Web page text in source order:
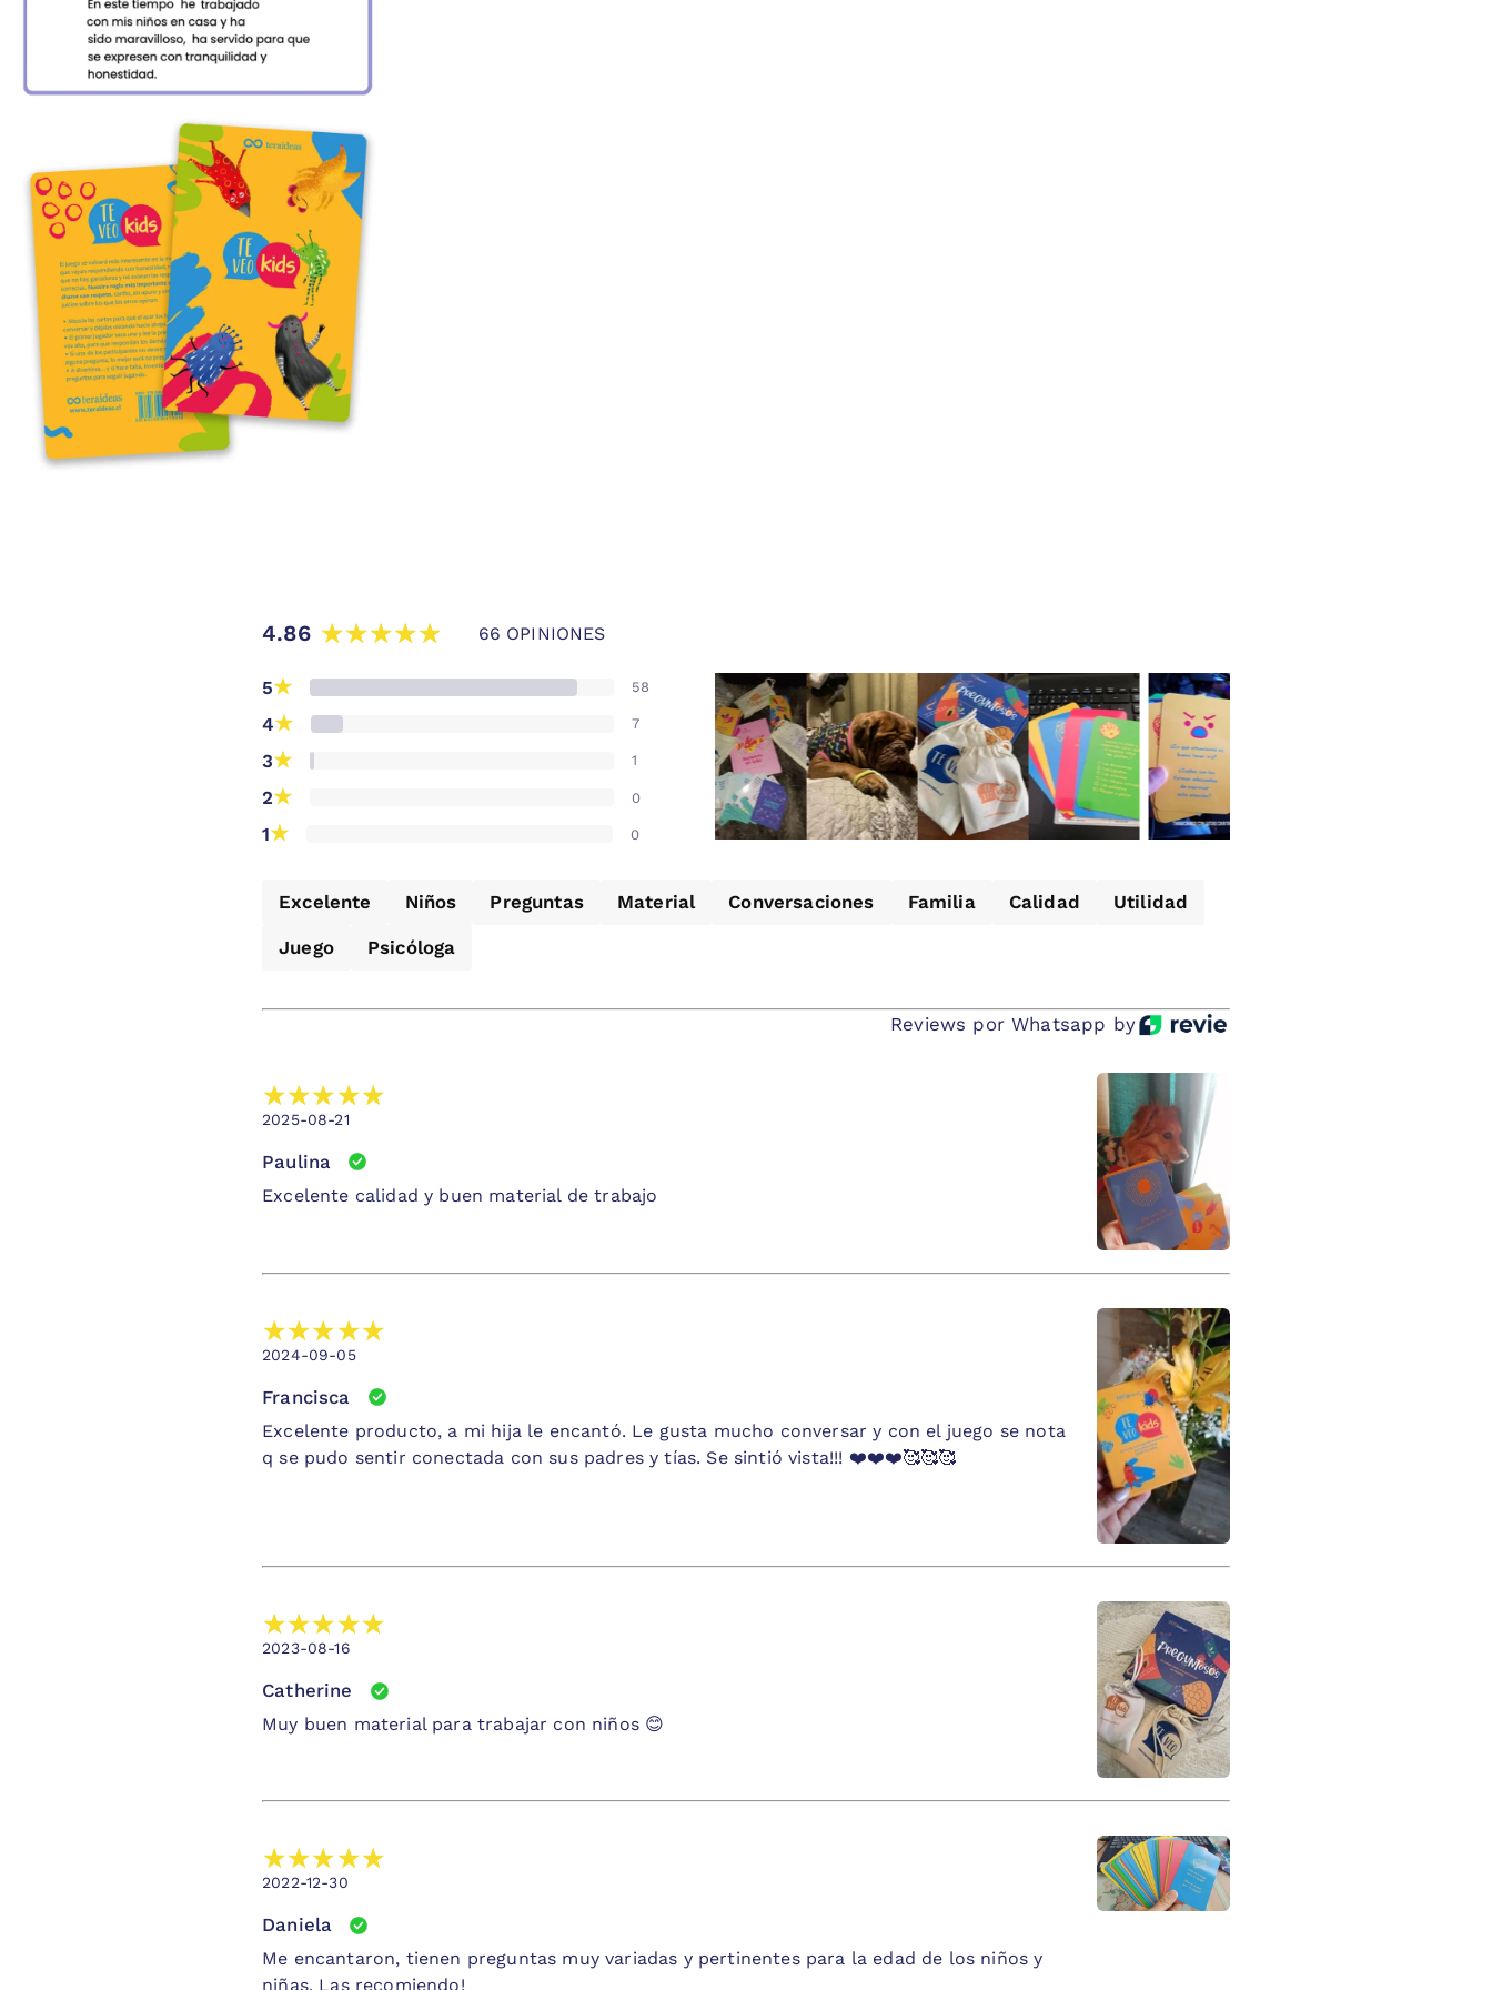
4.86 66 OPINIONES
5★ 58
4★ 7
3★ 1
2★ 0
1★ 0
Excelente Niños Preguntas Material Conversaciones Familia Calidad Utilidad
Juego Psicóloga
Reviews por Whatsapp by
2025-08-21
Paulina
Excelente calidad y buen material de trabajo
2024-09-05
Francisca
Excelente producto, a mi hija le encantó. Le gusta mucho conversar y con el juego se nota
q se pudo sentir conectada con sus padres y tías. Se sintió vista!!! ❤️❤️❤️🥰🥰🥰
2023-08-16
Catherine
Muy buen material para trabajar con niños 😊
2022-12-30
Daniela
Me encantaron, tienen preguntas muy variadas y pertinentes para la edad de los niños y
niñas. Las recomiendo!